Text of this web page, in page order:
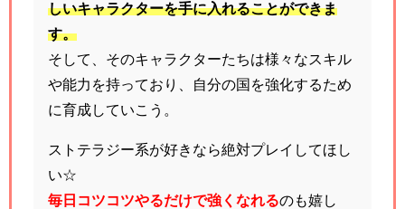
しいキャラクターを手に入れることができま
す。
そして、そのキャラクターたちは様々なスキル
や能力を持っており、自分の国を強化するため
に育成していこう。
ストテラジー系が好きなら絶対プレイしてほし
い☆
毎日コツコツやるだけで強くなれるのも嬉し